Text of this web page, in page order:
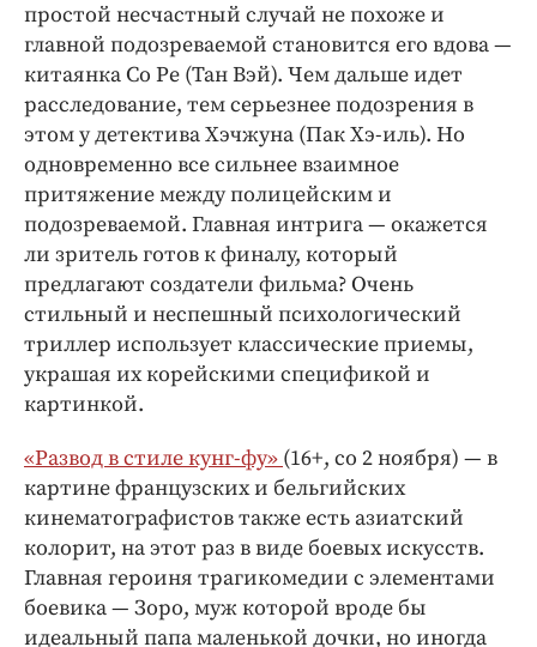
простой несчастный случай не похоже и
главной подозреваемой становится его вдова —
китаянка Со Ре (Тан Вэй). Чем дальше идет
расследование, тем серьезнее подозрения в
этом у детектива Хэчжуна (Пак Хэ-иль). Но
одновременно все сильнее взаимное
притяжение между полицейским и
подозреваемой. Главная интрига — окажется
ли зритель готов к финалу, который
предлагают создатели фильма? Очень
стильный и неспешный психологический
триллер использует классические приемы,
украшая их корейскими спецификой и
картинкой.
«Развод в стиле кунг-фу» (16+, со 2 ноября) — в
картине французских и бельгийских
кинематографистов также есть азиатский
колорит, на этот раз в виде боевых искусств.
Главная героиня трагикомедии с элементами
боевика — Зоро, муж которой вроде бы
идеальный папа маленькой дочки, но иногда